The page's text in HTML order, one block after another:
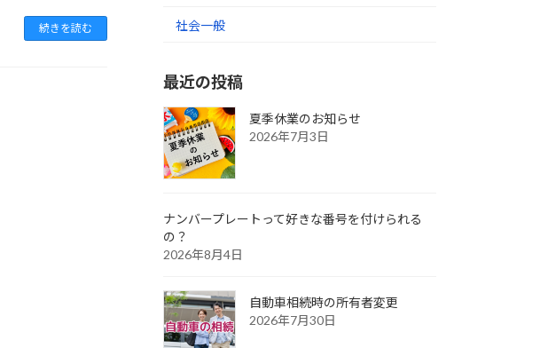
続きを読む 社会一般
最近の投稿
夏季休業のお知らせ
2026年7月3日
ナンバープレートって好きな番号を付けられる
の？
2026年8月4日
自動車相続時の所有者変更
2026年7月30日